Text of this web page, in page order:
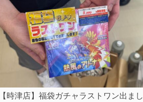
【時津店】福袋ガチャラストワン出まし